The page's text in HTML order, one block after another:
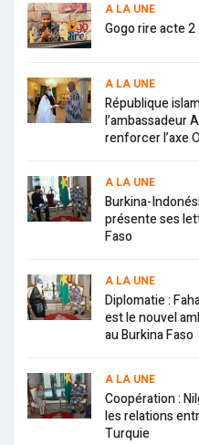
A LA UNE
Gogo rire acte 2
A LA UNE
République
l’ambassadeur
renforcer l’axe
A LA UNE
Burkina-
présente ses
Faso
A LA UNE
Diplomatie :
est le nouvel
au Burkina Faso
A LA UNE
Coopération :
les relations
Turquie